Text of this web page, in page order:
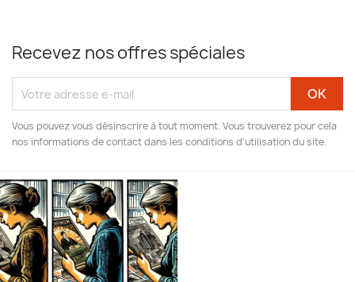
Recevez nos offres spéciales
Vous pouvez vous désinscrire à tout moment. Vous trouverez pour cela
nos informations de contact dans les conditions d'utilisation du site.